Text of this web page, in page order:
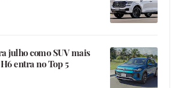
julho como SUV mais
entra no Top 5